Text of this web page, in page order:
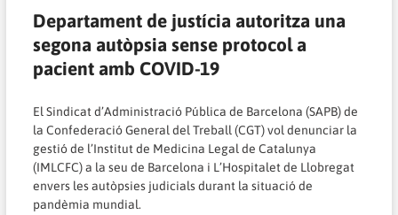
Departament de justícia autoritza una
segona autòpsia sense protocol a
pacient amb COVID-19
El Sindicat d’Administració Pública de Barcelona (SAPB) de
la Confederació General del Treball (CGT) vol denunciar la
gestió de l’Institut de Medicina Legal de Catalunya
(IMLCFC) a la seu de Barcelona i L’Hospitalet de Llobregat
envers les autòpsies judicials durant la situació de
pandèmia mundial.